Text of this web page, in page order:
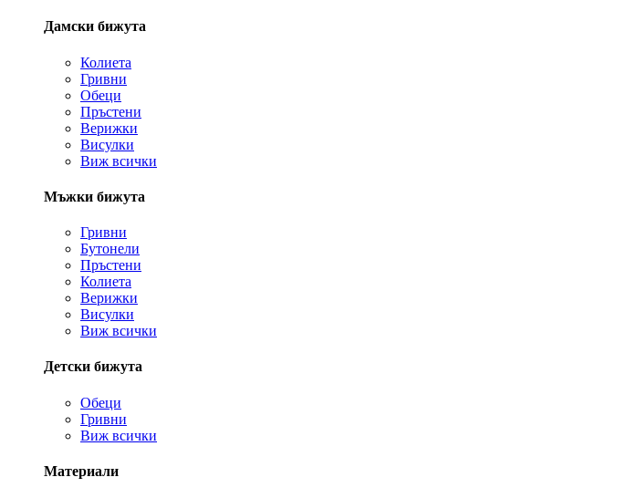
Дамски бижута
Колиета
Гривни
Обеци
Пръстени
Верижки
Висулки
Виж всички
Мъжки бижута
Гривни
Бутонели
Пръстени
Колиета
Верижки
Висулки
Виж всички
Детски бижута
Обеци
Гривни
Виж всички
Материали